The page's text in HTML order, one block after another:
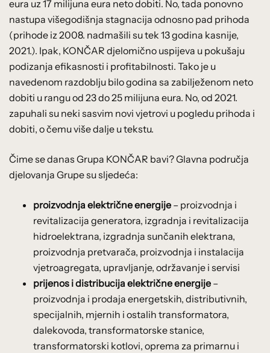
eura uz 17 milijuna eura neto dobiti. No, tada ponovno
nastupa višegodišnja stagnacija odnosno pad prihoda
(prihode iz 2008. nadmašili su tek 13 godina kasnije,
2021.). Ipak, KONČAR djelomično uspijeva u pokušaju
podizanja efikasnosti i profitabilnosti. Tako je u
navedenom razdoblju bilo godina sa zabilježenom neto
dobiti u rangu od 23 do 25 milijuna eura. No, od 2021.
zapuhali su neki sasvim novi vjetrovi u pogledu prihoda i
dobiti, o čemu više dalje u tekstu.
Čime se danas Grupa KONČAR bavi? Glavna područja
djelovanja Grupe su sljedeća:
proizvodnja električne energije – proizvodnja i
revitalizacija generatora, izgradnja i revitalizacija
hidroelektrana, izgradnja sunčanih elektrana,
proizvodnja pretvarača, proizvodnja i instalacija
vjetroagregata, upravljanje, održavanje i servisi
prijenos i distribucija električne energije –
proizvodnja i prodaja energetskih, distributivnih,
specijalnih, mjernih i ostalih transformatora,
dalekovoda, transformatorske stanice,
transformatorski kotlovi, oprema za primarnu i